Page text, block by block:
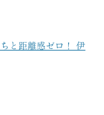
と距離感ゼロ！ 伊